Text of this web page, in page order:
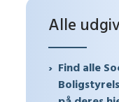
Alle
Find alle